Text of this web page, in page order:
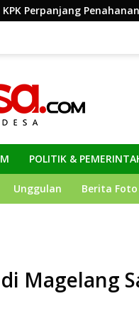
Bupati Muara Enim
POLITIK &
Unggulan Berita Foto
Magelang